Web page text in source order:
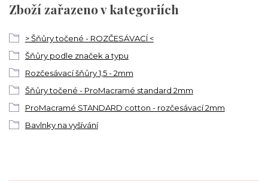
Zboží zařazeno v kategoriích
> Šňůry točené - ROZČESÁVACÍ <
Šňůry podle značek a typu
Rozčesávací šňůry 1,5 - 2mm
Šňůry točené - ProMacramé standard 2mm
ProMacramé STANDARD cotton - rozčesávací 2mm
Bavlnky na vyšívání